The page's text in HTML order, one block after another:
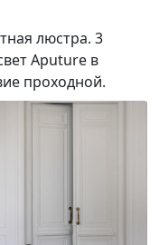
люстра. 3
Aputure в
проходной.